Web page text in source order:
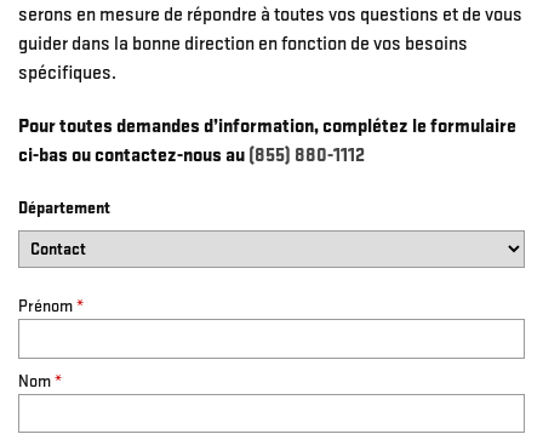
serons en mesure de répondre à toutes vos questions et de vous
guider dans la bonne direction en fonction de vos besoins
spécifiques.
Pour toutes demandes d’information, complétez le formulaire
ci-bas ou contactez-nous au (855) 880-1112
Département
Prénom*
Nom*